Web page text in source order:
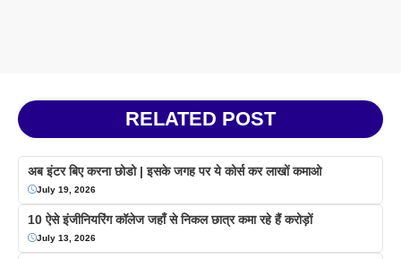
RELATED POST
अब इंटर बिए करना छोडो | इसके जगह पर ये कोर्स कर लाखों कमाओ
July 19, 2026
10 ऐसे इंजीनियरिंग कॉलेज जहाँ से निकल छात्र कमा रहे हैं करोड़ों
July 13, 2026